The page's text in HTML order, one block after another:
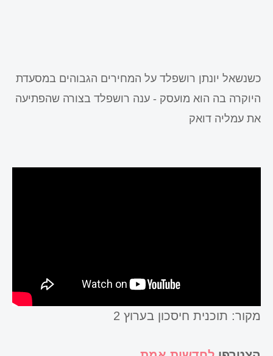
כשנשאל יונתן רושפלד על המחירים הגבוהים במסעדת
היוקרה בה הוא מועסק - ענה רושפלד בצורה שהפתיעה
את עמליה דואק
מקור: תוכנית חיסכון בערוץ 2